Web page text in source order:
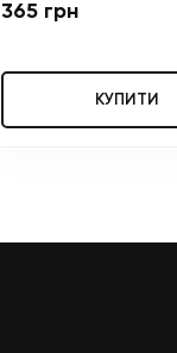
365 грн
КУПИТИ